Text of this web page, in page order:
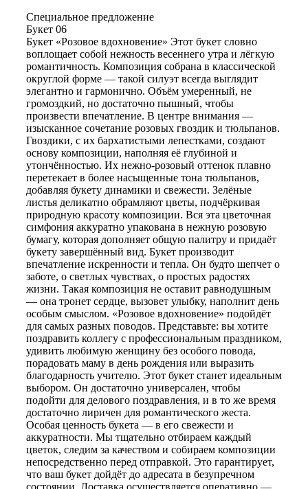
Специальное предложение
Букет 06
Букет «Розовое вдохновение» Этот букет словно
воплощает собой нежность весеннего утра и лёгкую
романтичность. Композиция собрана в классической
округлой форме — такой силуэт всегда выглядит
элегантно и гармонично. Объём умеренный, не
громоздкий, но достаточно пышный, чтобы
произвести впечатление. В центре внимания —
изысканное сочетание розовых гвоздик и тюльпанов.
Гвоздики, с их бархатистыми лепестками, создают
основу композиции, наполняя её глубиной и
утончённостью. Их нежно-розовый оттенок плавно
перетекает в более насыщенные тона тюльпанов,
добавляя букету динамики и свежести. Зелёные
листья деликатно обрамляют цветы, подчёркивая
природную красоту композиции. Вся эта цветочная
симфония аккуратно упакована в нежную розовую
бумагу, которая дополняет общую палитру и придаёт
букету завершённый вид. Букет производит
впечатление искренности и тепла. Он будто шепчет о
заботе, о светлых чувствах, о простых радостях
жизни. Такая композиция не оставит равнодушным
— она тронет сердце, вызовет улыбку, наполнит день
особым смыслом. «Розовое вдохновение» подойдёт
для самых разных поводов. Представьте: вы хотите
поздравить коллегу с профессиональным праздником,
удивить любимую женщину без особого повода,
порадовать маму в день рождения или выразить
благодарность учителю. Этот букет станет идеальным
выбором. Он достаточно универсален, чтобы
подойти для делового поздравления, и в то же время
достаточно лиричен для романтического жеста.
Особая ценность букета — в его свежести и
аккуратности. Мы тщательно отбираем каждый
цветок, следим за качеством и собираем композиции
непосредственно перед отправкой. Это гарантирует,
что ваш букет дойдёт до адресата в безупречном
состоянии. Доставка осуществляется оперативно —